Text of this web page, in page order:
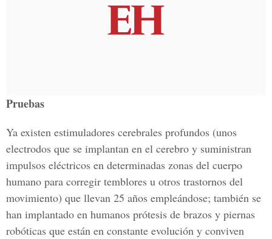
Pruebas
Ya existen estimuladores cerebrales profundos (unos
electrodos que se implantan en el cerebro y suministran
impulsos eléctricos en determinadas zonas del cuerpo
humano para corregir temblores u otros trastornos del
movimiento) que llevan 25 años empleándose; también se
han implantado en humanos prótesis de brazos y piernas
robóticas que están en constante evolución y conviven